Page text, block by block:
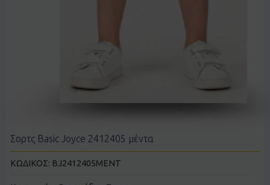
Σορτς Basic Joyce 2412405 μέντα
ΚΩΔΙΚΟΣ: BJ2412405MENT